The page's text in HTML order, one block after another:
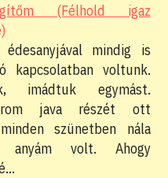
(Félhold igaz
édesanyjával mindig is
kapcsolatban voltunk.
imádtuk egymást.
java részét ott
szünetben nála
anyám volt. Ahogy